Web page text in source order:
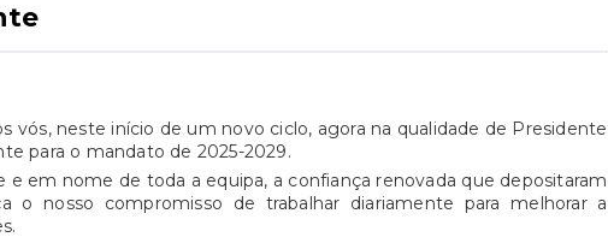
vós, neste início de um novo ciclo, agora na qualidade de Presidente
para o mandato de 2025-2029.
em nome de toda a equipa, a confiança renovada que depositaram
o nosso compromisso de trabalhar diariamente para melhorar a